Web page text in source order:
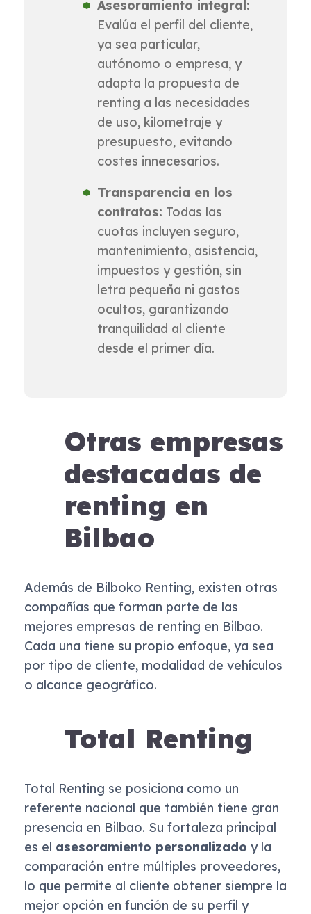
Asesoramiento integral:
Evalúa el perfil del cliente,
ya sea particular,
autónomo o empresa, y
adapta la propuesta de
renting a las necesidades
de uso, kilometraje y
presupuesto, evitando
costes innecesarios.
Transparencia en los
contratos: Todas las
cuotas incluyen seguro,
mantenimiento, asistencia,
impuestos y gestión, sin
letra pequeña ni gastos
ocultos, garantizando
tranquilidad al cliente
desde el primer día.
Otras empresas
destacadas de
renting en
Bilbao
Además de Bilboko Renting, existen otras
compañías que forman parte de las
mejores empresas de renting en Bilbao.
Cada una tiene su propio enfoque, ya sea
por tipo de cliente, modalidad de vehículos
o alcance geográfico.
Total Renting
Total Renting se posiciona como un
referente nacional que también tiene gran
presencia en Bilbao. Su fortaleza principal
es el asesoramiento personalizado y la
comparación entre múltiples proveedores,
lo que permite al cliente obtener siempre la
mejor opción en función de su perfil y